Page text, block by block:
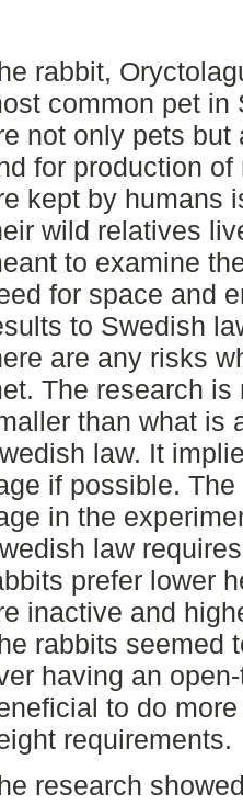
rabbit,
common pet in
not only pets
for production
kept by humans
wild relatives
to examine
for space and
to Swedish
are any risks
The research
than what is
law. It
if possible.
in the
law
prefer lower
inactive and
rabbits seemed
having an
to do
requirements.
research